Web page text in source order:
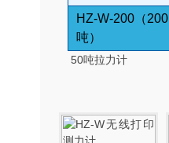
HZ-W-200 （200
吨）
50吨拉力计